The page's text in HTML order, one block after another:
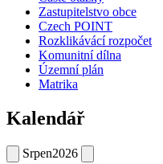
Zastupitelstvo obce
Czech POINT
Rozklikávácí rozpočet
Komunitní dílna
Územní plán
Matrika
Kalendář
Srpen2026